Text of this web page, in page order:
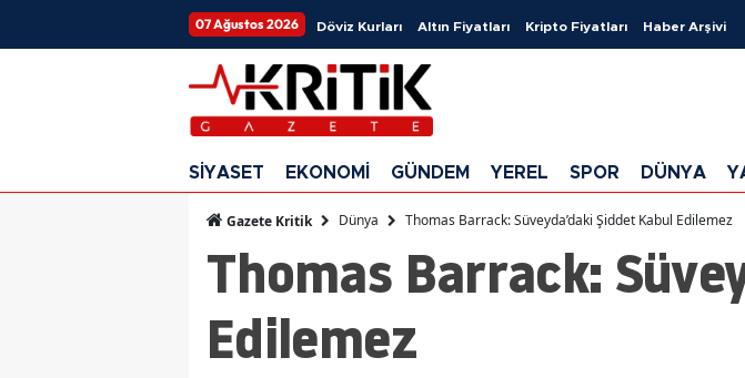
07 Ağustos 2026 Döviz Kurları Altın Fiyatları Kripto Fiyatları Haber Arşivi
SİYASET EKONOMİ GÜNDEM YEREL SPOR DÜNYA
Gazete Kritik Dünya Thomas Barrack: Süveyda’daki Şiddet Kabul Edilemez
Thomas Barrack:
Edilemez